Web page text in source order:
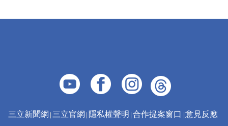
三立新聞網 三立官網 隱私權聲明 合作提案窗口 意見反應